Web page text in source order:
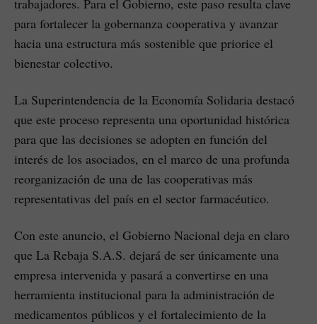
trabajadores. Para el Gobierno, este paso resulta clave
para fortalecer la gobernanza cooperativa y avanzar
hacia una estructura más sostenible que priorice el
bienestar colectivo.
La Superintendencia de la Economía Solidaria destacó
que este proceso representa una oportunidad histórica
para que las decisiones se adopten en función del
interés de los asociados, en el marco de una profunda
reorganización de una de las cooperativas más
representativas del país en el sector farmacéutico.
Con este anuncio, el Gobierno Nacional deja en claro
que La Rebaja S.A.S. dejará de ser únicamente una
empresa intervenida y pasará a convertirse en una
herramienta institucional para la administración de
medicamentos públicos y el fortalecimiento de la